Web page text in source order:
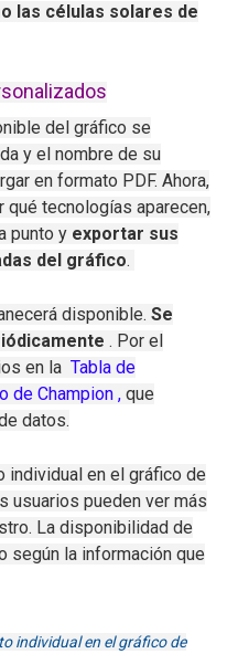
las células solares de
del gráfico se
y el nombre de su
en formato PDF.Ahora,
tecnologías aparecen,
punto y exportar sus
del gráfico.
disponible.Se
. Por el
en laTabla de
de Champion , que
datos.
individual en el gráfico de
usuarios pueden ver más
La disponibilidad de
según la información que
individual en el gráfico de